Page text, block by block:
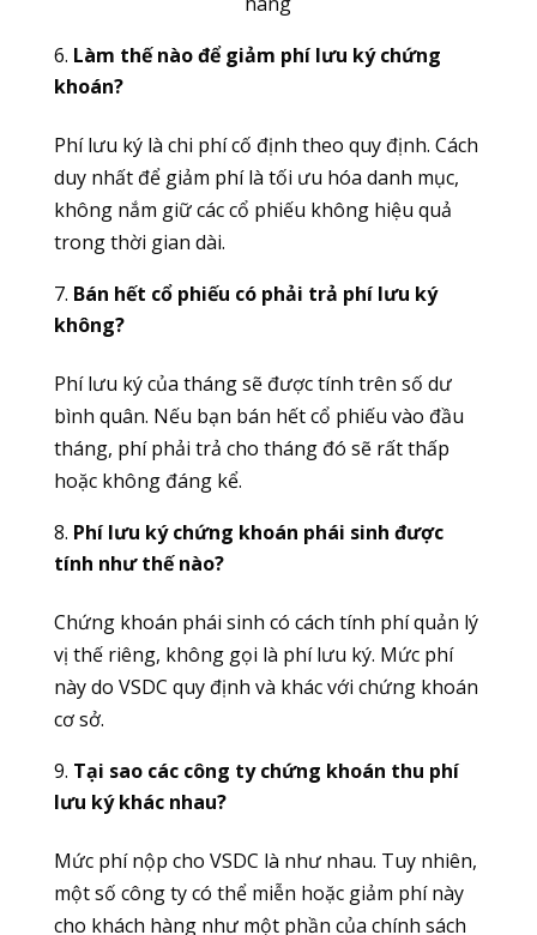
Làm thế nào để giảm phí lưu ký chứng
khoán?
Phí lưu ký là chi phí cố định theo quy định. Cách
duy nhất để giảm phí là tối ưu hóa danh mục,
không nắm giữ các cổ phiếu không hiệu quả
trong thời gian dài.
Bán hết cổ phiếu có phải trả phí lưu ký
không?
Phí lưu ký của tháng sẽ được tính trên số dư
bình quân. Nếu bạn bán hết cổ phiếu vào đầu
tháng, phí phải trả cho tháng đó sẽ rất thấp
hoặc không đáng kể.
Phí lưu ký chứng khoán phái sinh được
tính như thế nào?
Chứng khoán phái sinh có cách tính phí quản lý
vị thế riêng, không gọi là phí lưu ký. Mức phí
này do VSDC quy định và khác với chứng khoán
cơ sở.
Tại sao các công ty chứng khoán thu phí
lưu ký khác nhau?
Mức phí nộp cho VSDC là như nhau. Tuy nhiên,
một số công ty có thể miễn hoặc giảm phí này
cho khách hàng như một phần của chính sách